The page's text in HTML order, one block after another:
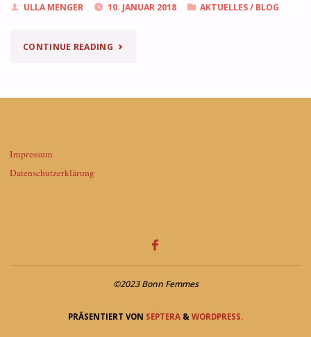
ULLA MENGER 10. JANUAR 2018 AKTUELLES/ BLOG
CONTINUE READING"FEMMISSAGE
5.
Impressum
Datenschutzerklärung
©2023 Bonn Femmes
PRÄSENTIERT VON SEPTERA & WORDPRESS.